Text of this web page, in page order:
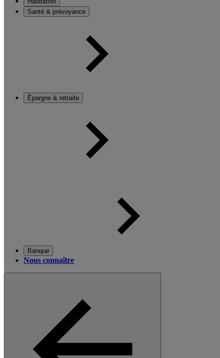
Santé & prévoyance
Épargne & retraite
Banque
Nous connaître